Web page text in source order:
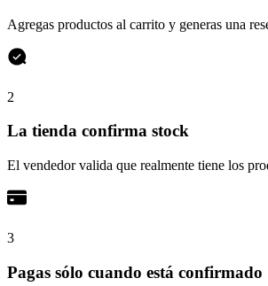
Agregas productos al carrito y generas una
2
La tienda confirma stock
El vendedor valida que realmente tiene los
3
Pagas sólo cuando está confirmado